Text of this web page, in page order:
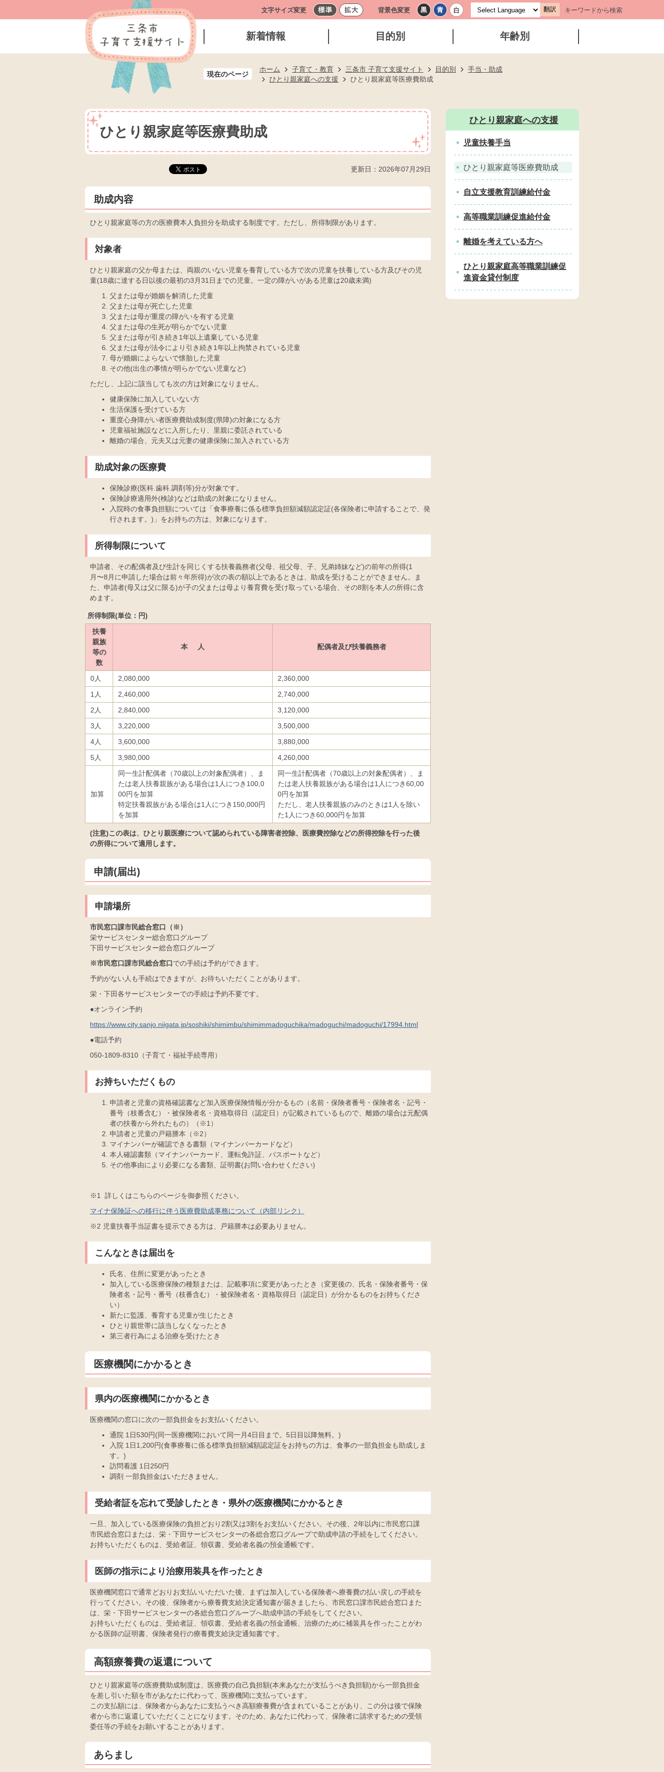
文字サイズ変更 背景色変更 翻訳 キーワードから検索
新着情報 目的別 年齢別
現在のページ
ホーム 子育て・教育 三条市 子育て支援サイト 目的別
手当・助成
ひとり親家庭への支援
ひとり親家庭等医療費助成
ひとり親家庭等医療費助成
更新日：2026年07月29日
助成内容
ひとり親家庭等の方の医療費本人負担分を助成する制度です。ただし、所得制限があります。
対象者
ひとり親家庭の父か母または、両親のいない児童を養育している方で次の児童を扶養している方及びその児
童(18歳に達する日以後の最初の3月31日までの児童。一定の障がいがある児童は20歳未満)
父または母が婚姻を解消した児童
父または母が死亡した児童
父または母が重度の障がいを有する児童
父または母の生死が明らかでない児童
父または母が引き続き1年以上遺棄している児童
父または母が法令により引き続き1年以上拘禁されている児童
母が婚姻によらないで懐胎した児童
その他(出生の事情が明らかでない児童など)
ただし、上記に該当しても次の方は対象になりません。
健康保険に加入していない方
生活保護を受けている方
重度心身障がい者医療費助成制度(県障)の対象になる方
児童福祉施設などに入所したり、里親に委託されている
離婚の場合、元夫又は元妻の健康保険に加入されている方
助成対象の医療費
保険診療(医科.歯科.調剤等)分が対象です。
保険診療適用外(検診)などは助成の対象になりません。
入院時の食事負担額については「食事療養に係る標準負担額減額認定証(各保険者に申請することで、発
行されます。)」をお持ちの方は、対象になります。
所得制限について
申請者、その配偶者及び生計を同じくする扶養義務者(父母、祖父母、子、兄弟姉妹など)の前年の所得(1
月〜8月に申請した場合は前々年所得)が次の表の額以上であるときは、助成を受けることができません。ま
た、申請者(母又は父に限る)が子の父または母より養育費を受け取っている場合、その8割を本人の所得に含
めます。
所得制限(単位：円)
扶養
親族
等の
数
本 人 配偶者及び扶養義務者
0人 2,080,000
2,360,000
1人
2,460,000
2,740,000
2人
2,840,000
3,120,000
3人
3,220,000
3,500,000
4人
3,600,000
3,880,000
5人
3,980,000 4,260,000
加算
同一生計配偶者（70歳以上の対象配偶者）、ま
たは老人扶養親族がある場合は1人につき100,0
00円を加算
特定扶養親族がある場合は1人につき150,000円
を加算
同一生計配偶者（70歳以上の対象配偶者）、ま
たは老人扶養親族がある場合は1人につき60,00
0円を加算
ただし、老人扶養親族のみのときは1人を除い
た1人につき60,000円を加算
(注意)この表は、ひとり親医療について認められている障害者控除、医療費控除などの所得控除を行った後
の所得について適用します。
申請(届出)
申請場所
市民窓口課市民総合窓口（※）
栄サービスセンター総合窓口グループ
下田サービスセンター総合窓口グループ
※市民窓口課市民総合窓口での手続は予約ができます。
予約がない人も手続はできますが、お待ちいただくことがあります。
栄・下田各サービスセンターでの手続は予約不要です。
●オンライン予約
https://www.city.sanjo.niigata.jp/soshiki/shimimbu/shimimmadoguchika/madoguchi/madoguchi/17994.html
●電話予約
050-1809-8310（子育て・福祉手続専用）
お持ちいただくもの
申請者と児童の資格確認書など加入医療保険情報が分かるもの（名前・保険者番号・保険者名・記号・
番号（枝番含む）・被保険者名・資格取得日（認定日）が記載されているもので、離婚の場合は元配偶
者の扶養から外れたもの）（※1）
申請者と児童の戸籍謄本（※2）
マイナンバーが確認できる書類（マイナンバーカードなど）
本人確認書類（マイナンバーカード、運転免許証、パスポートなど）
その他事由により必要になる書類、証明書(お問い合わせください)
※1 詳しくはこちらのページを御参照ください。
マイナ保険証への移行に伴う医療費助成事務について（内部リンク）
※2 児童扶養手当証書を提示できる方は、戸籍謄本は必要ありません。
こんなときは届出を
氏名、住所に変更があったとき
加入している医療保険の種類または、記載事項に変更があったとき（変更後の、氏名・保険者番号・保
険者名・記号・番号（枝番含む）・被保険者名・資格取得日（認定日）が分かるものをお持ちくださ
い）
新たに監護、養育する児童が生じたとき
ひとり親世帯に該当しなくなったとき
第三者行為による治療を受けたとき
医療機関にかかるとき
県内の医療機関にかかるとき
医療機関の窓口に次の一部負担金をお支払いください。
通院 1日530円(同一医療機関において同一月4日目まで。5日目以降無料。)
入院 1日1,200円(食事療養に係る標準負担額減額認定証をお持ちの方は、食事の一部負担金も助成しま
す。)
訪問看護 1日250円
調剤 一部負担金はいただきません。
受給者証を忘れて受診したとき・県外の医療機関にかかるとき
一旦、加入している医療保険の負担どおり2割又は3割をお支払いください。その後、2年以内に市民窓口課
市民総合窓口または、栄・下田サービスセンターの各総合窓口グループで助成申請の手続をしてください。
お持ちいただくものは、受給者証、領収書、受給者名義の預金通帳です。
医師の指示により治療用装具を作ったとき
医療機関窓口で通常どおりお支払いいただいた後、まずは加入している保険者へ療養費の払い戻しの手続を
行ってください。その後、保険者から療養費支給決定通知書が届きましたら、市民窓口課市民総合窓口また
は、栄・下田サービスセンターの各総合窓口グループへ助成申請の手続をしてください。
お持ちいただくものは、受給者証、領収書、受給者名義の預金通帳、治療のために補装具を作ったことがわ
かる医師の証明書、保険者発行の療養費支給決定通知書です。
高額療養費の返還について
ひとり親家庭等の医療費助成制度は、医療費の自己負担額(本来あなたが支払うべき負担額)から一部負担金
を差し引いた額を市があなたに代わって、医療機関に支払っています。
この支払額には、保険者からあなたに支払うべき高額療養費が含まれていることがあり、この分は後で保険
者から市に返還していただくことになります。そのため、あなたに代わって、保険者に請求するための受領
委任等の手続をお願いすることがあります。
あらまし
ひとり親家庭への支援
児童扶養手当
ひとり親家庭等医療費助成
自立支援教育訓練給付金
高等職業訓練促進給付金
離婚を考えている方へ
ひとり親家庭高等職業訓練促
進資金貸付制度